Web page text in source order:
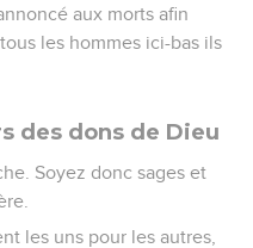
aux morts afin
les hommes ici-bas ils
des dons de Dieu
Soyez donc sages et
les uns pour les autres,